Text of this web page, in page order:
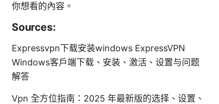
你想看的內容。
Sources:
Expressvpn下载安装windows ExpressVPN
Windows客户端下载、安装、激活、设置与问题
解答
Vpn 全方位指南：2025 年最新版的选择、设置、